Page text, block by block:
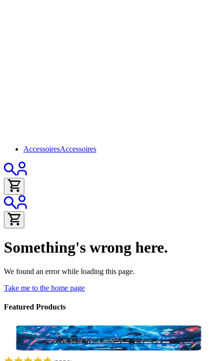
AccessoiresAccessoires
Something's wrong here.
We found an error while loading this page.
Take me to the home page
Featured Products